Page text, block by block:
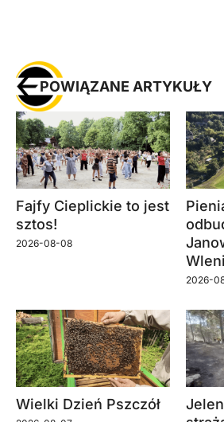
POWIĄZANE ARTYKUŁY
Fajfy Cieplickie to jest
sztos!
2026-08-08
2026-
Wielki Dzień Pszczół